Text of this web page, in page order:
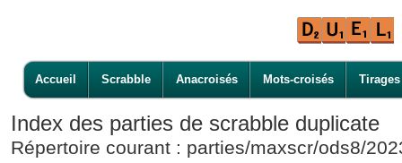
Accueil Scrabble Anacroisés Mots-croisés Tirages
Index des parties de scrabble duplicate
Répertoire courant : parties/maxscr/ods8/